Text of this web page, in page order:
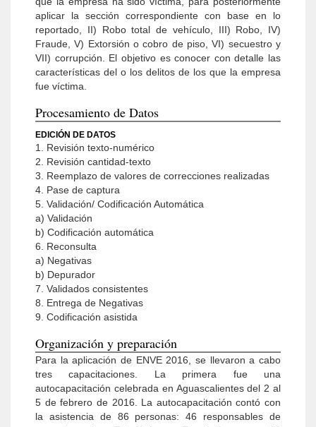
aplicar la sección correspondiente con base en lo
reportado, II) Robo total de vehículo, III) Robo, IV)
Fraude, V) Extorsión o cobro de piso, VI) secuestro y
VII) corrupción. El objetivo es conocer con detalle las
características del o los delitos de los que la empresa
fue víctima.
Procesamiento de Datos
EDICIÓN DE DATOS
1. Revisión texto-numérico
2. Revisión cantidad-texto
3. Reemplazo de valores de correcciones realizadas
4. Pase de captura
5. Validación/ Codificación Automática
a) Validación
b) Codificación automática
6. Reconsulta
a) Negativas
b) Depurador
7. Validados consistentes
8. Entrega de Negativas
9. Codificación asistida
Organización y preparación
Para la aplicación de ENVE 2016, se llevaron a cabo
tres capacitaciones. La primera fue una
autocapacitación celebrada en Aguascalientes del 2 al
5 de febrero de 2016. La autocapacitación contó con
la asistencia de 86 personas: 46 responsables de